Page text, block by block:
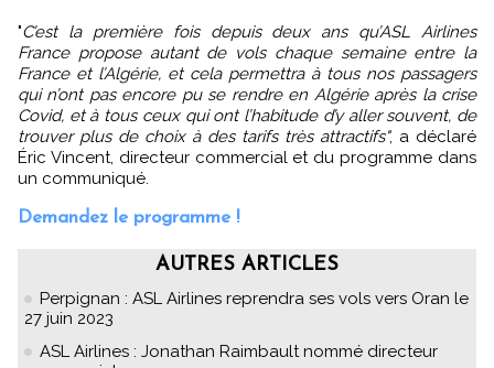
"C’est la première fois depuis deux ans qu’ASL Airlines
France propose autant de vols chaque semaine entre la
France et l’Algérie, et cela permettra à tous nos passagers
qui n’ont pas encore pu se rendre en Algérie après la crise
Covid, et à tous ceux qui ont l’habitude d’y aller souvent, de
trouver plus de choix à des tarifs très attractifs", a déclaré
Éric Vincent, directeur commercial et du programme dans
un communiqué.
Demandez le programme !
AUTRES ARTICLES
Perpignan : ASL Airlines reprendra ses vols vers Oran le
27 juin 2023
ASL Airlines : Jonathan Raimbault nommé directeur